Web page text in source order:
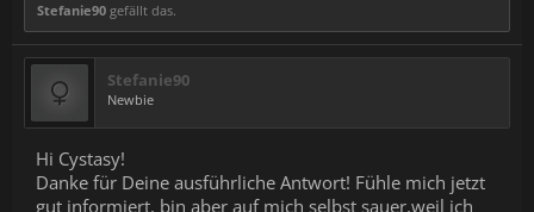
Stefanie90 gefällt das.
Stefanie90
Newbie
Hi Cystasy!
Danke für Deine ausführliche Antwort! Fühle mich jetzt
gut informiert, bin aber auf mich selbst sauer,weil ich